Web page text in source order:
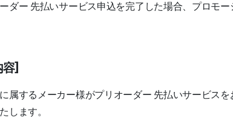
ダー 先払いサービス申込を完了した場合、プロモー
]
属するメーカー様がプリオーダー 先払いサービス
します。